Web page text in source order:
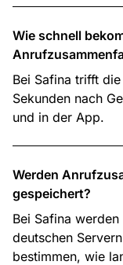
Wie schnell
Bei Safina trifft
Sekunden nach
und in der App.
Werden
gespeichert?
Bei Safina
deutschen
bestimmen, wie